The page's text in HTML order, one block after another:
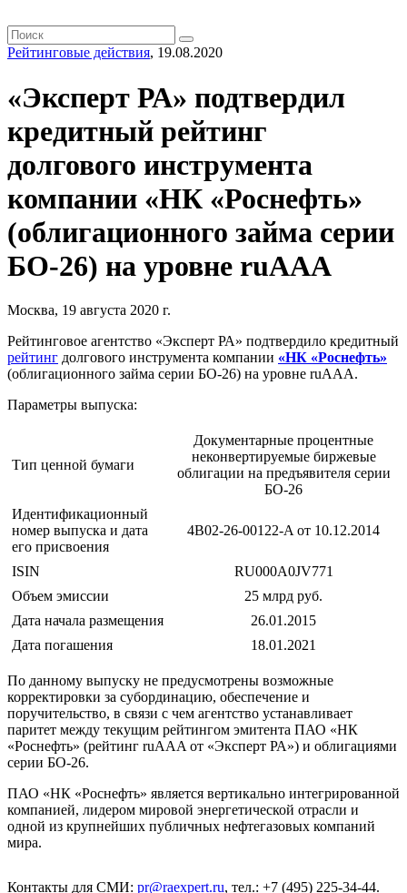
Рейтинговые действия, 19.08.2020
«Эксперт РА» подтвердил
кредитный рейтинг
долгового инструмента
компании «НК «Роснефть»
(облигационного займа серии
БО-26) на уровне ruAAA
Москва, 19 августа 2020 г.
Рейтинговое агентство «Эксперт РА» подтвердило кредитный
рейтинг долгового инструмента компании «НК «Роснефть»
(облигационного займа серии БО-26) на уровне ruAAA.
Параметры выпуска:
Тип ценной бумаги
Документарные процентные
неконвертируемые биржевые
облигации на предъявителя серии
БО-26
Идентификационный
номер выпуска и дата
его присвоения
4B02-26-00122-A от 10.12.2014
ISIN
RU000A0JV771
Объем эмиссии
25 млрд руб.
Дата начала размещения
26.01.2015
Дата погашения
18.01.2021
По данному выпуску не предусмотрены возможные
корректировки за субординацию, обеспечение и
поручительство, в связи с чем агентство устанавливает
паритет между текущим рейтингом эмитента ПАО «НК
«Роснефть» (рейтинг ruAAA от «Эксперт РА») и облигациями
серии БО-26.
ПАО «НК «Роснефть» является вертикально интегрированной
компанией, лидером мировой энергетической отрасли и
одной из крупнейших публичных нефтегазовых компаний
мира.
Контакты для СМИ: pr@raexpert.ru, тел.: +7 (495) 225-34-44.